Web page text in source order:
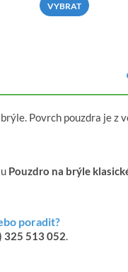
VYBRAT
Povrch pouzdra je
Pouzdro na brýle
poradit?
325 513 052.